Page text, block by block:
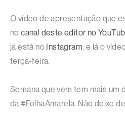
O vídeo de apresentação que
nocanal deste editor no
já está no Instagram, e lá o
terça-feira.
Semana que vem tem mais um
da #FolhaAmarela. Não deixe